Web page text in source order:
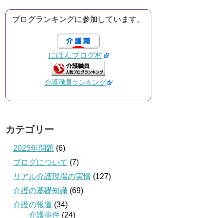
ブログランキングに参加しています。
にほんブログ村
介護職員ランキング
カテゴリー
2025年問題 (6)
ブログについて (7)
リアル介護現場の実情 (127)
介護の基礎知識 (69)
介護の報道 (34)
介護事件 (24)